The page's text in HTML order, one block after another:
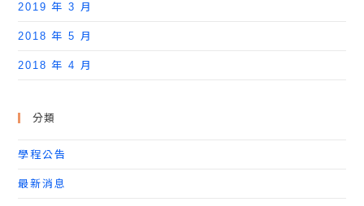
2019 年 3 月
2018 年 5 月
2018 年 4 月
分類
學程公告
最新消息